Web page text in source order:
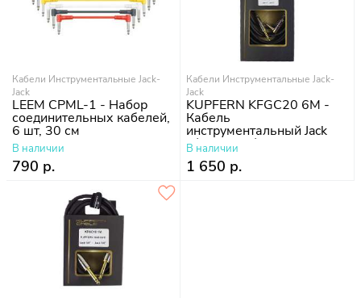
Кабели Инструментальные Jack-
Jack
LEEM CPML-1 - Набор
соединительных кабелей,
6 шт, 30 см
В наличии
790 р.
Кабели Инструментальные Jack-
Jack
KUPFERN KFGC20 6M -
Кабель
инструментальный Jack
1/4 - Jack 1/4 угловые
В наличии
1 650 р.